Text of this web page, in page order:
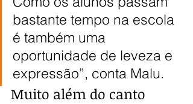
bastante tempo na escola
é também uma
oportunidade de leveza e
expressão”, conta Malu.
Muito além do canto